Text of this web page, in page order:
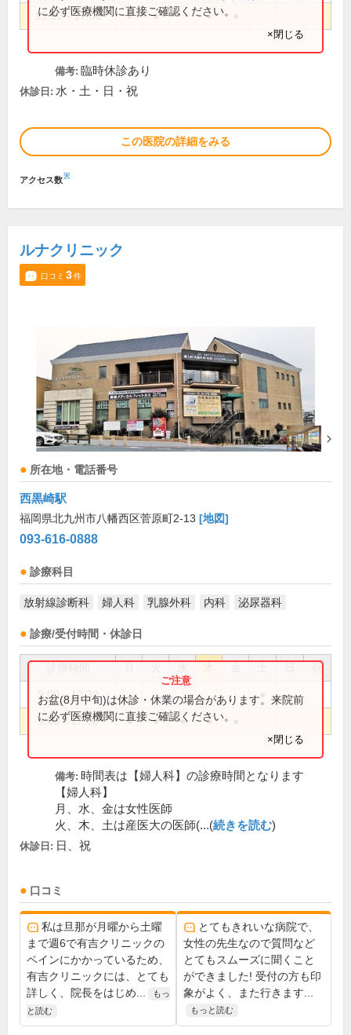
13:30～17:00 ● ● ●
に必ず医療機関に直接ご確認ください。
×閉じる
備考: 臨時休診あり
休診日: 水・土・日・祝
この医院の詳細をみる
アクセス数※
ルナクリニック
口コミ 3件
所在地・電話番号
西黒崎駅
福岡県北九州市八幡西区菅原町2-13 [地図]
093-616-0888
診療科目
放射線診断科 婦人科 乳腺外科 内科 泌尿器科
診療/受付時間・休診日
祝
9:00～12:30
9:00～17:00 ● ● ● ●
お盆(8月中旬)は休診・休業の場合があります。来院前
に必ず医療機関に直接ご確認ください。
×閉じる
備考: 時間表は【婦人科】の診療時間となります
【婦人科】
月、水、金は女性医師
火、木、土は産医大の医師(...(続きを読む)
休診日: 日、祝
口コミ
私は旦那が月曜から土曜
まで週6で有吉クリニックの
ペインにかかっているため、
有吉クリニックには、とても
詳しく、院長をはじめ...
もっ
と読む
とてもきれいな病院で、
女性の先生なので質問など
とてもスムーズに聞くこと
ができました! 受付の方も印
象がよく、また行きます...
もっと読む